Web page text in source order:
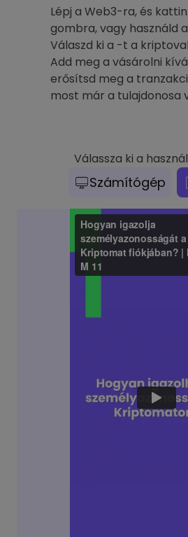
Lépj a Web3-ra, és
gombra, vagy használd
Válaszd ki a -t a
Add meg a vásárolni
erősítsd meg a
most már a tulajdonosa
Válassza ki a
Számítógép